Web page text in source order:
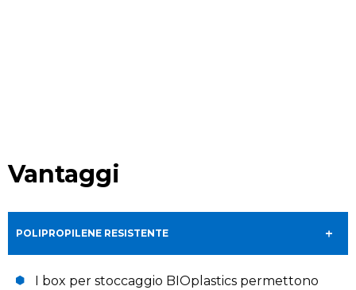
Vantaggi
POLIPROPILENE RESISTENTE
I box per stoccaggio BIOplastics permettono